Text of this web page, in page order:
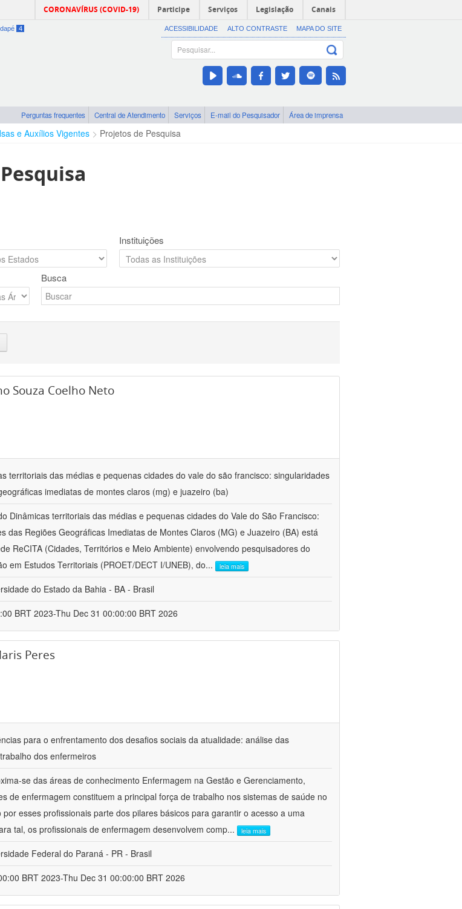
CORONAVÍRUS (COVID-19) Participe Serviços Legislação Canais
4 ACESSIBILIDADE ALTO CONTRASTE MAPA DO SITE
Perguntas frequentes Central de Atendimento Serviços E-mail do Pesquisador Área de imprensa
e Auxílios Vigentes Projetos de Pesquisa
Instituições
Busca
Souza Coelho Neto
territoriais das médias e pequenas cidades do vale do são francisco: singularidades
imediatas de montes claros (mg) e juazeiro (ba)
Dinâmicas territoriais das médias e pequenas cidades do Vale do São Francisco:
das Regiões Geográficas Imediatas de Montes Claros (MG) e Juazeiro (BA) está
ReCITA (Cidades, Territórios e Meio Ambiente) envolvendo pesquisadores do
em Estudos Territoriais (PROET/DECT I/UNEB), do... leia mais
do Estado da Bahia - BA - Brasil
BRT 2023-Thu Dec 31 00:00:00 BRT 2026
Peres
para o enfrentamento dos desafios sociais da atualidade: análise das
dos enfermeiros
se das áreas de conhecimento Enfermagem na Gestão e Gerenciamento,
de enfermagem constituem a principal força de trabalho nos sistemas de saúde no
esses profissionais parte dos pilares básicos para garantir o acesso a uma
tal, os profissionais de enfermagem desenvolvem comp... leia mais
Federal do Paraná - PR - Brasil
BRT 2023-Thu Dec 31 00:00:00 BRT 2026